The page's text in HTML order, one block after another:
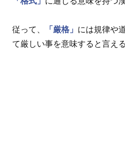
従って、 「厳格」 には規律や
て厳しい事を意味すると言え